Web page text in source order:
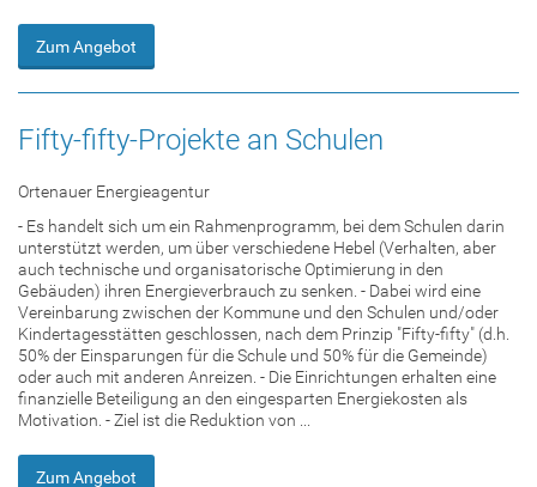
Zum Angebot
Fifty-fifty-Projekte an Schulen
Ortenauer Energieagentur
- Es handelt sich um ein Rahmenprogramm, bei dem Schulen darin
unterstützt werden, um über verschiedene Hebel (Verhalten, aber
auch technische und organisatorische Optimierung in den
Gebäuden) ihren Energieverbrauch zu senken. - Dabei wird eine
Vereinbarung zwischen der Kommune und den Schulen und/oder
Kindertagesstätten geschlossen, nach dem Prinzip "Fifty-fifty" (d.h.
50% der Einsparungen für die Schule und 50% für die Gemeinde)
oder auch mit anderen Anreizen. - Die Einrichtungen erhalten eine
finanzielle Beteiligung an den eingesparten Energiekosten als
Motivation. - Ziel ist die Reduktion von ...
Zum Angebot